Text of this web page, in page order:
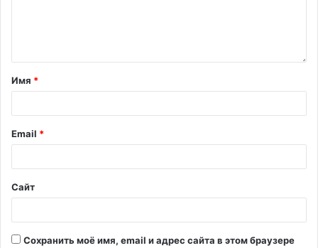
Имя *
Email *
Сайт
Сохранить моё имя, email и адрес сайта в этом браузере